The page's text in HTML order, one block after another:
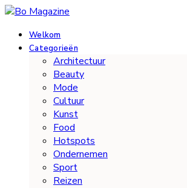
Welkom
Categorieën
Architectuur
Beauty
Mode
Cultuur
Kunst
Food
Hotspots
Ondernemen
Sport
Reizen